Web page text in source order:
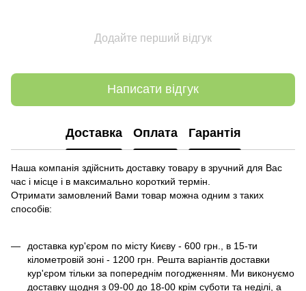
Додайте перший відгук
Написати відгук
Доставка Оплата Гарантія
Наша компанія здійснить доставку товару в зручний для Вас
час і місце і в максимально короткий термін.
Отримати замовлений Вами товар можна одним з таких
способів:
доставка кур'єром по місту Києву - 600 грн., в 15-ти
кілометровій зоні - 1200 грн. Решта варіантів доставки
кур'єром тільки за попереднім погодженням. Ми виконуємо
доставку щодня з 09-00 до 18-00 крім суботи та неділі, а